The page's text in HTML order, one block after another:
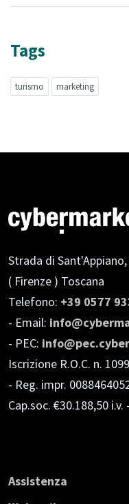
Tags
turismo marketing
Strada di
( Firenze ) Toscana
Telefono: +39 0577
- Email:
- PEC:
Iscrizione R.O.C. n.
- Reg. impr.
Cap.soc. €30.188,50 i.v.
Assistenza